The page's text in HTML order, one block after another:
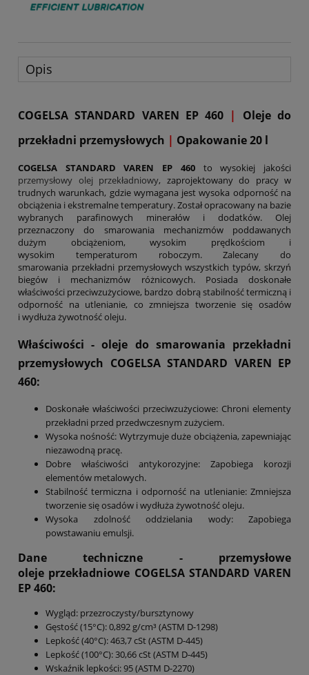
Opis
COGELSA STANDARD VAREN EP 460 |
Oleje do
przekładni przemysłowych | Opakowanie 20 l
COGELSA STANDARD VAREN EP 460 to wysokiej jakości
przemysłowy olej przekładniowy, zaprojektowany do pracy w
trudnych warunkach, gdzie wymagana jest wysoka odporność na
obciążenia i ekstremalne temperatury. Został opracowany na bazie
wybranych parafinowych minerałów i dodatków. Olej
przeznaczony do smarowania mechanizmów poddawanych
dużym obciążeniom, wysokim prędkościom i
wysokim temperaturom roboczym. Zalecany do
smarowania przekładni przemysłowych wszystkich typów, skrzyń
biegów i mechanizmów różnicowych. Posiada doskonałe
właściwości przeciwzużyciowe, bardzo dobrą stabilność termiczną i
odporność na utlenianie, co zmniejsza tworzenie się osadów
i wydłuża żywotność oleju.
Właściwości - oleje do smarowania przekładni
przemysłowych COGELSA STANDARD VAREN EP
460:
Doskonałe właściwości przeciwzużyciowe: Chroni elementy
przekładni przed przedwczesnym zużyciem.
Wysoka nośność: Wytrzymuje duże obciążenia, zapewniając
niezawodną pracę.
Dobre właściwości antykorozyjne: Zapobiega korozji
elementów metalowych.
Stabilność termiczna i odporność na utlenianie: Zmniejsza
tworzenie się osadów i wydłuża żywotność oleju.
Wysoka zdolność oddzielania wody: Zapobiega
powstawaniu emulsji.
Dane techniczne - przemysłowe
oleje przekładniowe COGELSA STANDARD VAREN
EP 460:
Wygląd: przezroczysty/bursztynowy
Gęstość (15°C): 0,892 g/cm³ (ASTM D-1298)
Lepkość (40°C): 463,7 cSt (ASTM D-445)
Lepkość (100°C): 30,66 cSt (ASTM D-445)
Wskaźnik lepkości: 95 (ASTM D-2270)